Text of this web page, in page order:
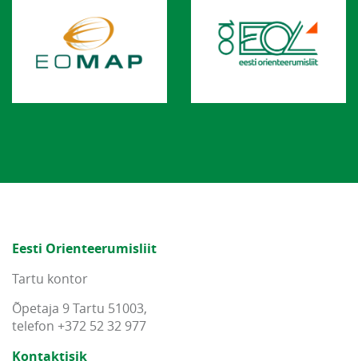
Eesti Orienteerumisliit
Tartu kontor
Õpetaja 9 Tartu 51003,
telefon +372 52 32 977
Kontaktisik